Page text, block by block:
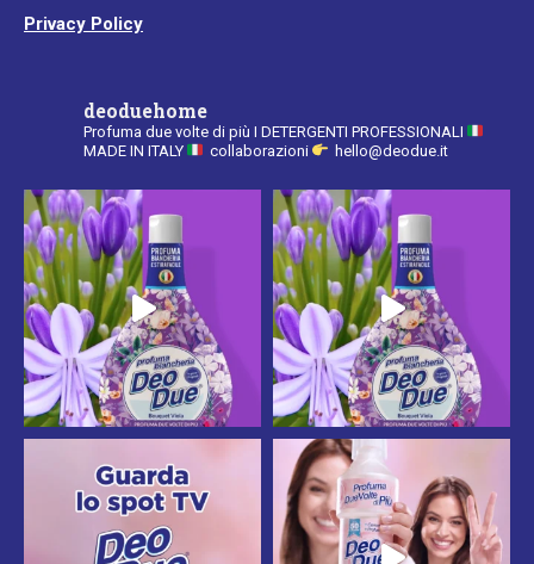
Privacy Policy
deoduehome
Profuma due volte di più I DETERGENTI PROFESSIONALI
MADE IN ITALY
collaborazioni hello@deodue.it